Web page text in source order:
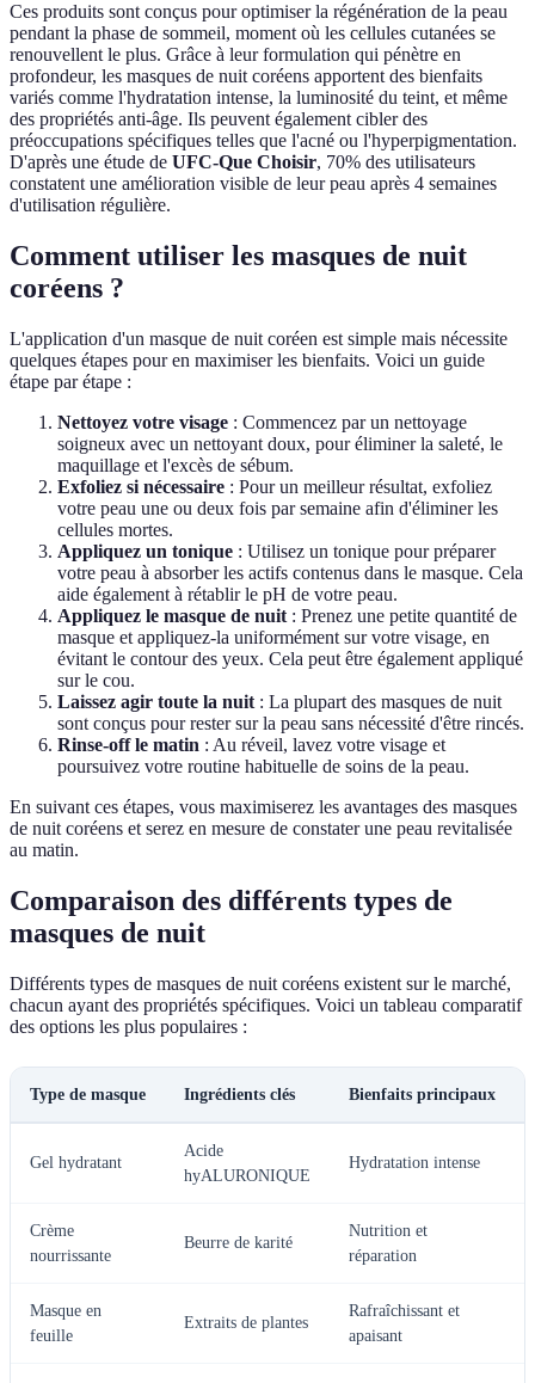
Ces produits sont conçus pour optimiser la régénération de la peau
pendant la phase de sommeil, moment où les cellules cutanées se
renouvellent le plus. Grâce à leur formulation qui pénètre en
profondeur, les masques de nuit coréens apportent des bienfaits
variés comme l'hydratation intense, la luminosité du teint, et même
des propriétés anti-âge. Ils peuvent également cibler des
préoccupations spécifiques telles que l'acné ou l'hyperpigmentation.
D'après une étude de UFC-Que Choisir, 70% des utilisateurs
constatent une amélioration visible de leur peau après 4 semaines
d'utilisation régulière.
Comment utiliser les masques de nuit
coréens ?
L'application d'un masque de nuit coréen est simple mais nécessite
quelques étapes pour en maximiser les bienfaits. Voici un guide
étape par étape :
Nettoyez votre visage : Commencez par un nettoyage
soigneux avec un nettoyant doux, pour éliminer la saleté, le
maquillage et l'excès de sébum.
Exfoliez si nécessaire : Pour un meilleur résultat, exfoliez
votre peau une ou deux fois par semaine afin d'éliminer les
cellules mortes.
Appliquez un tonique : Utilisez un tonique pour préparer
votre peau à absorber les actifs contenus dans le masque. Cela
aide également à rétablir le pH de votre peau.
Appliquez le masque de nuit : Prenez une petite quantité de
masque et appliquez-la uniformément sur votre visage, en
évitant le contour des yeux. Cela peut être également appliqué
sur le cou.
Laissez agir toute la nuit : La plupart des masques de nuit
sont conçus pour rester sur la peau sans nécessité d'être rincés.
Rinse-off le matin : Au réveil, lavez votre visage et
poursuivez votre routine habituelle de soins de la peau.
En suivant ces étapes, vous maximiserez les avantages des masques
de nuit coréens et serez en mesure de constater une peau revitalisée
au matin.
Comparaison des différents types de
masques de nuit
Différents types de masques de nuit coréens existent sur le marché,
chacun ayant des propriétés spécifiques. Voici un tableau comparatif
des options les plus populaires :
Type de masque Ingrédients clés Bienfaits principaux
Gel hydratant
Acide
hyALURONIQUE
Hydratation intense
Crème
nourrissante
Beurre de karité
Nutrition et
réparation
Masque en
feuille
Extraits de plantes
Rafraîchissant et
apaisant